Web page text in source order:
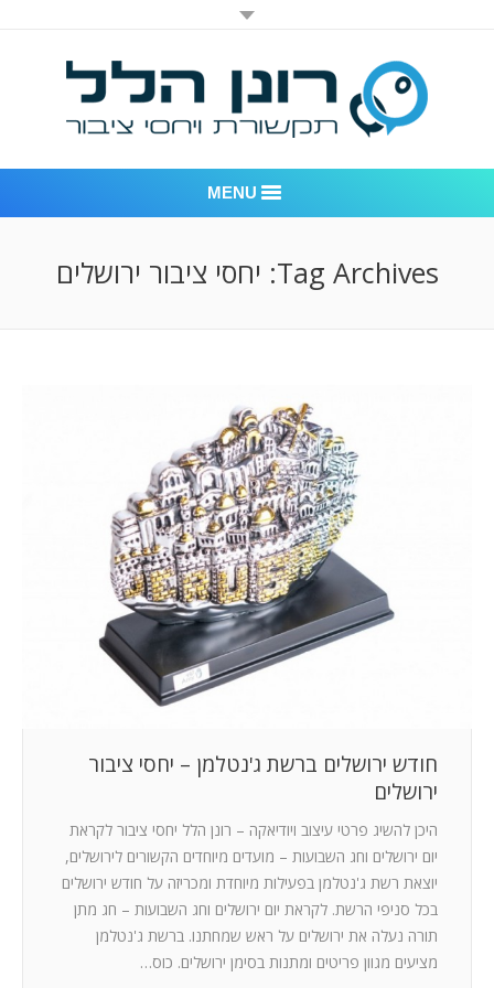
MENU
חדר חדשות
המלצות
ניהול מוניטין
צור קשר
Tag Archives: יחסי ציבור ירושלים
חודש ירושלים ברשת ג'נטלמן – יחסי ציבור
ירושלים
היכן להשיג פרטי עיצוב ויודיאקה – רונן הלל יחסי ציבור לקראת
יום ירושלים וחג השבועות – מועדים מיוחדים הקשורים לירושלים,
יוצאת רשת ג'נטלמן בפעילות מיוחדת ומכריזה על חודש ירושלים
בכל סניפי הרשת. לקראת יום ירושלים וחג השבועות – חג מתן
תורה נעלה את ירושלים על ראש שמחתנו. ברשת ג'נטלמן
מציעים מגוון פריטים ומתנות בסימן ירושלים. כוס…